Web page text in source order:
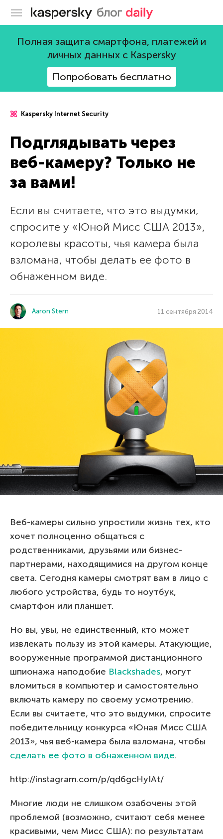
Блог Касперского
Полная защита смартфона, платежей и
личных данных с Kaspersky
Попробовать бесплатно
Kaspersky Internet Security
Подглядывать через
веб-камеру? Только не
за вами!
Если вы считаете, что это выдумки,
спросите у «Юной Мисс США 2013»,
королевы красоты, чья камера была
взломана, чтобы делать ее фото в
обнаженном виде.
Aaron Stern 11 сентября 2014
Веб-камеры сильно упростили жизнь тех, кто
хочет полноценно общаться с
родственниками, друзьями или бизнес-
партнерами, находящимися на другом конце
света. Сегодня камеры смотрят вам в лицо с
любого устройства, будь то ноутбук,
смартфон или планшет.
Но вы, увы, не единственный, кто может
извлекать пользу из этой камеры. Атакующие,
вооруженные программой дистанционного
шпионажа наподобие Blackshades, могут
вломиться в компьютер и самостоятельно
включать камеру по своему усмотрению.
Если вы считаете, что это выдумки, спросите
победительницу конкурса «Юная Мисс США
2013», чья веб-камера была взломана, чтобы
сделать ее фото в обнаженном виде.
http://instagram.com/p/qd6gcHyIAt/
Многие люди не слишком озабочены этой
проблемой (возможно, считают себя менее
красивыми, чем Мисс США): по результатам